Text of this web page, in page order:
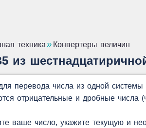
техника Конвертеры величин
из
перевода числа из одной
отрицательные и дробные числа
ваше число, укажите текущую и